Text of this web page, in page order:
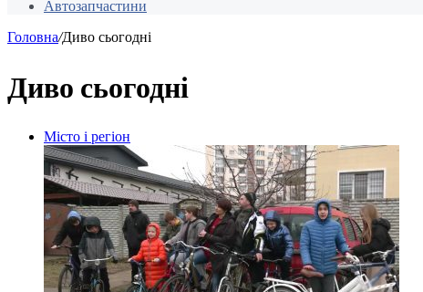
Автозапчастини
Головна/Диво сьогодні
Диво сьогодні
Місто і регіон